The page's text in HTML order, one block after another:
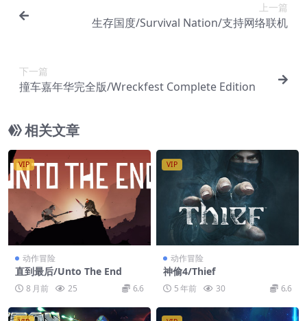
上一篇
生存国度/Survival Nation/支持网络联机
下一篇
撞车嘉年华完全版/Wreckfest Complete Edition
相关文章
VIP
动作冒险
直到最后/Unto The End
8 月前 25 6.6
VIP
动作冒险
神偷4/Thief
5 年前 30 6.6